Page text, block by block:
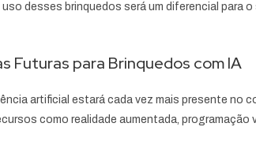
desses brinquedos será um diferencial
Futuras para Brinquedos com IA
artificial estará cada vez mais presente no
como realidade aumentada,